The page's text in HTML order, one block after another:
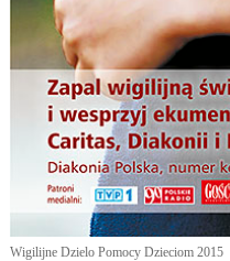
Wigilijne Dzielo Pomocy Dzieciom 2015